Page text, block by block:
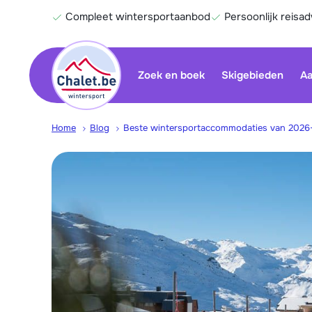
Compleet wintersportaanbod Persoonlijk
Zoek en boek Skigebieden
Home Blog Beste wintersportaccommodaties van